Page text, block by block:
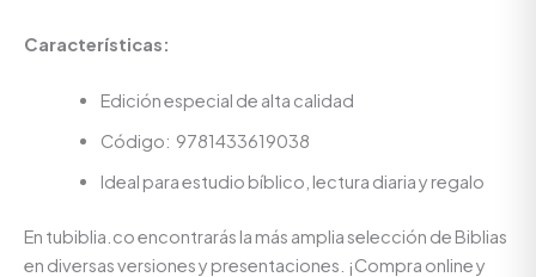
Características:
Edición especial de alta calidad
Código: 9781433619038
Ideal para estudio bíblico, lectura diaria y regalo
En tubiblia.co encontrarás la más amplia selección de Biblias
en diversas versiones y presentaciones. ¡Compra online y